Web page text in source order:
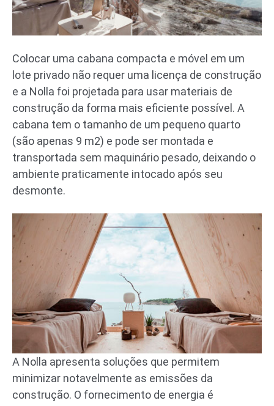
Colocar uma cabana compacta e móvel em um
lote privado não requer uma licença de construção
e a Nolla foi projetada para usar materiais de
construção da forma mais eficiente possível. A
cabana tem o tamanho de um pequeno quarto
(são apenas 9 m2) e pode ser montada e
transportada sem maquinário pesado, deixando o
ambiente praticamente intocado após seu
desmonte.
A Nolla apresenta soluções que permitem
minimizar notavelmente as emissões da
construção. O fornecimento de energia é